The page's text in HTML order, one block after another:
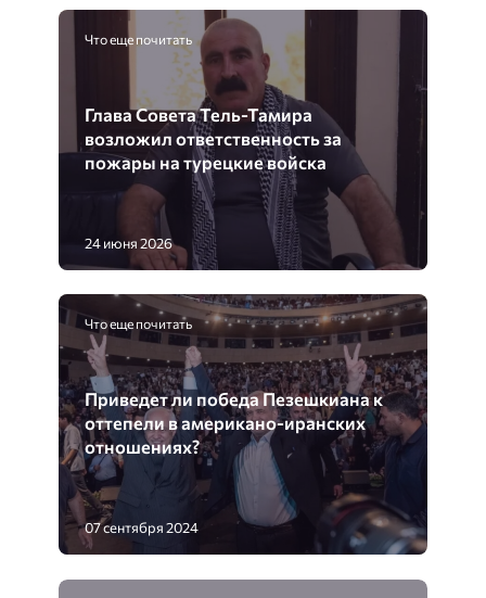
Что еще почитать
Глава Совета Тель-Тамира
возложил ответственность за
пожары на турецкие войска
24 июня 2026
Что еще почитать
Приведет ли победа Пезешкиана к
оттепели в американо-иранских
отношениях?
07 сентября 2024